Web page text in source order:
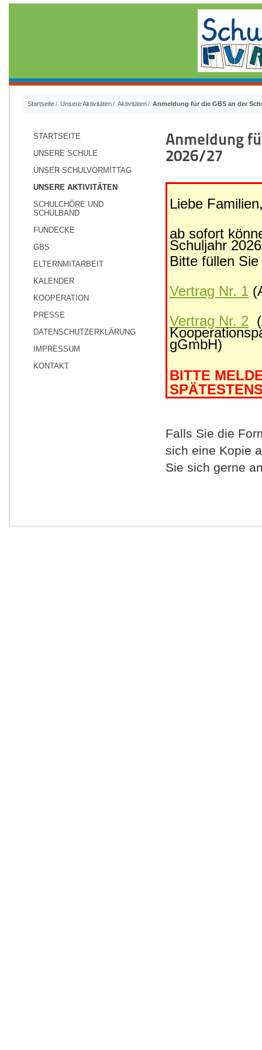
Startseite Unsere Aktivitäten Aktivitäten Anmeldung für die GBS an der
STARTSEITE
UNSERE SCHULE
UNSER SCHULVORMITTAG
UNSERE AKTIVITÄTEN
SCHULCHÖRE UND
SCHULBAND
FUNDECKE
GBS
ELTERNMITARBEIT
KALENDER
KOOPERATION
PRESSE
DATENSCHUTZERKLÄRUNG
IMPRESSUM
KONTAKT
Anmeldung
2026/27
Liebe
ab sofort
Schuljahr
Bitte füllen
Vertrag Nr. 1
Vertrag Nr. 2 (
gGmbH)
BITTE
Falls Sie die
sich eine Kopie
Sie sich gerne